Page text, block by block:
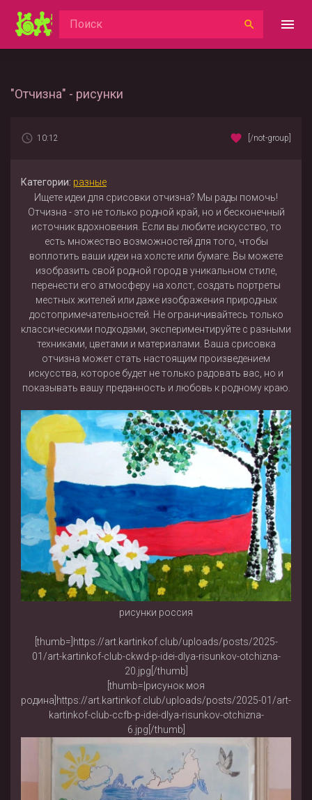
"Отчизна" - рисунки
10:12 [/not-group]
Категории: разные
Ищете идеи для срисовки отчизна? Мы рады помочь!
Отчизна - это не только родной край, но и бесконечный
источник вдохновения. Если вы любите искусство, то
есть множество возможностей для того, чтобы
воплотить ваши идеи на холсте или бумаге. Вы можете
изобразить свой родной город в уникальном стиле,
перенести его атмосферу на холст, создать портреты
местных жителей или даже изображения природных
достопримечательностей. Не ограничивайтесь только
классическими подходами, экспериментируйте с разными
техниками, цветами и материалами. Ваша срисовка
отчизна может стать настоящим произведением
искусства, которое будет не только радовать вас, но и
показывать вашу преданность и любовь к родному краю.
рисунки россия
[thumb=]https://art.kartinkof.club/uploads/posts/2025-
01/art-kartinkof-club-ckwd-p-idei-dlya-risunkov-otchizna-
20.jpg[/thumb]
[thumb=|рисунок моя
родина]https://art.kartinkof.club/uploads/posts/2025-01/art-
kartinkof-club-ccfb-p-idei-dlya-risunkov-otchizna-
6.jpg[/thumb]